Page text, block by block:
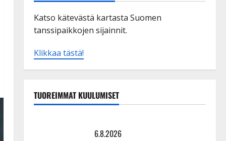
Katso kätevästä kartasta Suomen
tanssipaikkojen sijainnit.
Klikkaa tästä!
TUOREIMMAT KUULUMISET
6.8.2026